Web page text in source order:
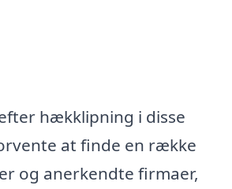
hækklipning i disse
at finde en række
og anerkendte firmaer,